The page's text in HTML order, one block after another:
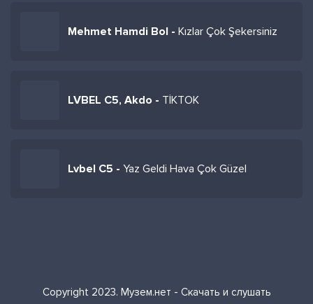
Mehmet Hamdi Bol - Kızlar Çok Şekersiniz
LVBEL C5, Akdo - TİKTOK
Lvbel C5 - Yaz Geldi Hava Çok Güzel
Copyright 2023. Музем.нет - Скачать и слушать